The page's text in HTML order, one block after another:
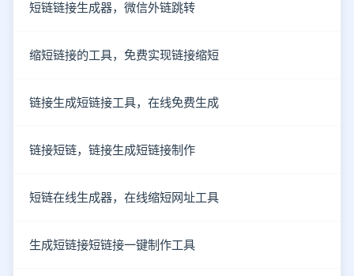
短链链接生成器，微信外链跳转
缩短链接的工具，免费实现链接缩短
链接生成短链接工具，在线免费生成
链接短链，链接生成短链接制作
短链在线生成器，在线缩短网址工具
生成短链接短链接一键制作工具